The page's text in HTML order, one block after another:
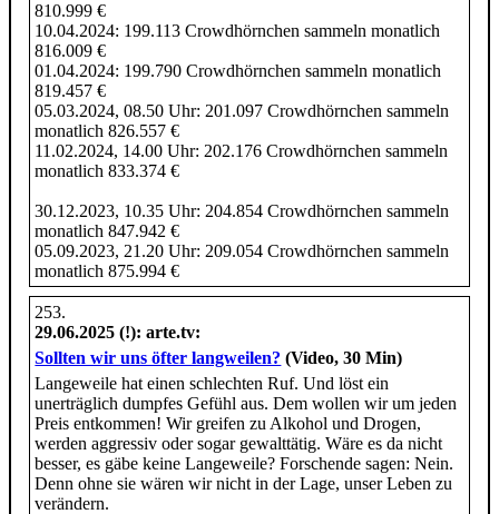
810.999 €
10.04.2024: 199.113 Crowdhörnchen sammeln monatlich
816.009 €
01.04.2024: 199.790 Crowdhörnchen sammeln monatlich
819.457 €
05.03.2024, 08.50 Uhr: 201.097 Crowdhörnchen sammeln
monatlich 826.557 €
11.02.2024, 14.00 Uhr: 202.176 Crowdhörnchen sammeln
monatlich 833.374 €
30.12.2023, 10.35 Uhr: 204.854 Crowdhörnchen sammeln
monatlich 847.942 €
05.09.2023, 21.20 Uhr: 209.054 Crowdhörnchen sammeln
monatlich 875.994 €
29.06.2025 (!): arte.tv:
Sollten wir uns öfter langweilen? (Video, 30 Min)
Langeweile hat einen schlechten Ruf. Und löst ein
unerträglich dumpfes Gefühl aus. Dem wollen wir um jeden
Preis entkommen! Wir greifen zu Alkohol und Drogen,
werden aggressiv oder sogar gewalttätig. Wäre es da nicht
besser, es gäbe keine Langeweile? Forschende sagen: Nein.
Denn ohne sie wären wir nicht in der Lage, unser Leben zu
verändern.